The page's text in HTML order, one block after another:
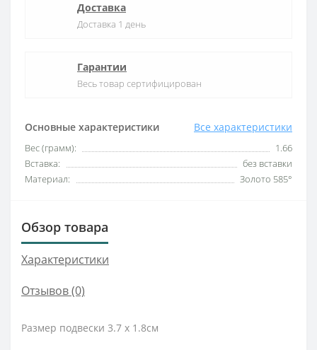
Основные характеристики Все характеристики
Вес (грамм):
1.66
Вставка:
без вставки
Материал:
Золото 585°
Доставка
Доставка 1 день
Гарантии
Весь товар сертифицирован
Обзор товара
Характеристики
Отзывов (0)
Размер подвески 3.7 х 1.8см